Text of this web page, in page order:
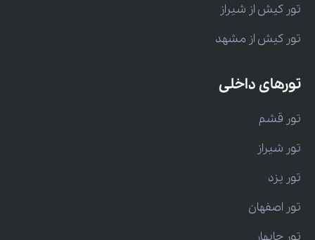
تور کیش از شیراز
تور کیش از مشهد
تورهای داخلی
تور قشم
تور شیراز
تور یزد
تور اصفهان